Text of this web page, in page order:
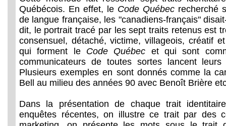
Québécois. En effet, le Code Québec recherché
de langue française, les "canadiens-français"
dit, le portrait tracé par les sept traits retenus est
consensuel, détaché, victime, villageois, créatif
qui forment le Code Québec et qui sont
communicateurs de toutes sortes lancent
Plusieurs exemples en sont donnés comme la
Bell au milieu des années 90 avec Benoît Brière
Dans la présentation de chaque trait
enquêtes récentes, on illustre ce trait par des